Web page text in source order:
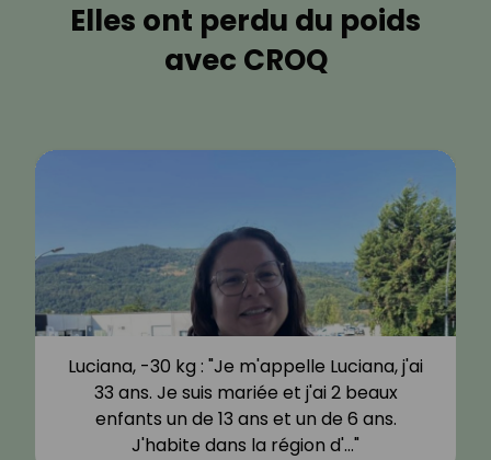
Elles ont perdu du poids
avec CROQ
Luciana, -30 kg : "Je m'appelle Luciana, j'ai
33 ans. Je suis mariée et j'ai 2 beaux
enfants un de 13 ans et un de 6 ans.
J'habite dans la région d'…"